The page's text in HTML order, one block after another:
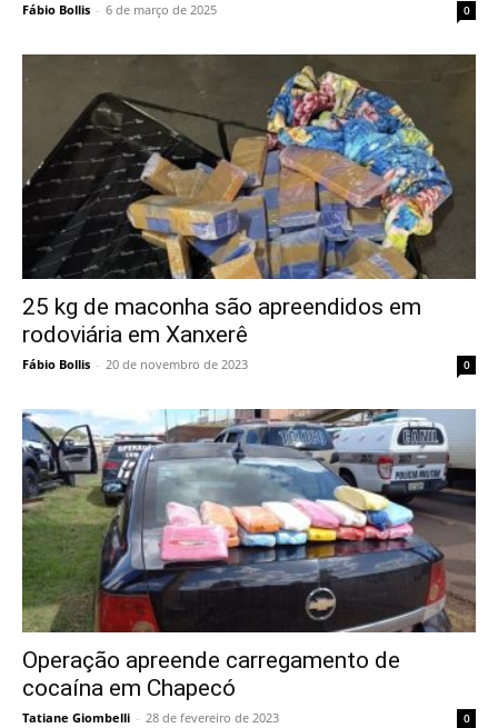
Fábio Bollis - 6 de março de 2025 0
25 kg de maconha são apreendidos em
rodoviária em Xanxerê
Fábio Bollis - 20 de novembro de 2023 0
Operação apreende carregamento de
cocaína em Chapecó
Tatiane Giombelli - 28 de fevereiro de 2023 0